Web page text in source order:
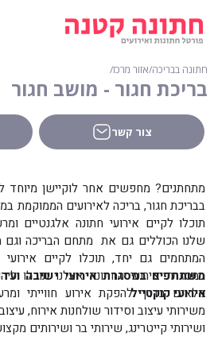
חתונה בבריכה∕אזור מרכז∕
בריכת חגור - מושב חגור
צור קשר
מתחתנים? מחפשים אחר לוקיישן מיוחד
בבריכת חגור, בריכה לאירועים הממוקמת
תוכלו לקיים אירועי חתונה אלגנטיים
שלנו הכוללים גם את מתחם הבריכה
המתחמים גם יחד, תוכלו לקיים
אירועי קוקטייל.
במסגרת אירועי החתונה אצלנו תוכלו
מלאים בדרך להפקת אירוע חווייתי
משירותי עיצוב וסידור שולחנות אירוח,
ושירותי קייטרינג, שירותי בר ושירותים